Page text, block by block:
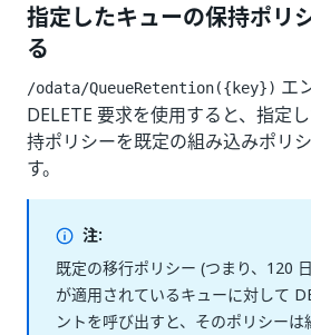
指定したキューの保持ポリ
る
/odata/QueueRetention({key}) エ
DELETE 要求を使用すると、指定
持ポリシーを既定の組み込みポリ
す。
注:
既定の移行ポリシー (つまり、120
が適用されているキューに対して
ントを呼び出すと、そのポリシーは